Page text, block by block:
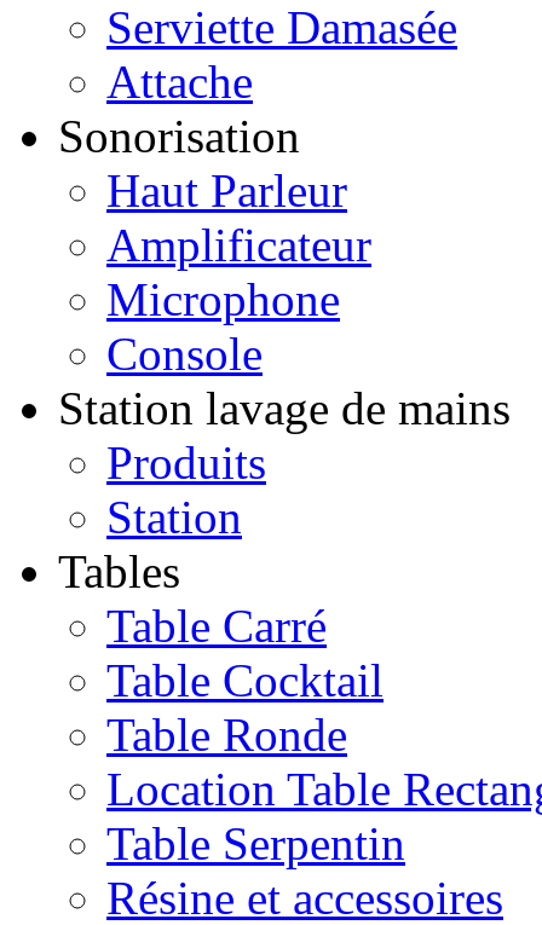
Serviette Damasée
Attache
Sonorisation
Haut Parleur
Amplificateur
Microphone
Console
Station lavage de mains
Produits
Station
Tables
Table Carré
Table Cocktail
Table Ronde
Location Table
Table Serpentin
Résine et accessoires